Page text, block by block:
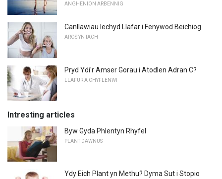
ANGHENION ARBENNIG
Canllawiau Iechyd Llafar i Fenywod Beichiog
AROS YN IACH
Pryd Ydi'r Amser Gorau i Atodlen Adran C?
LLAFUR A CHYFLENWI
Intresting articles
Byw Gyda Phlentyn Rhyfel
PLANT DAWNUS
Ydy Eich Plant yn Methu? Dyma Sut i Stopio